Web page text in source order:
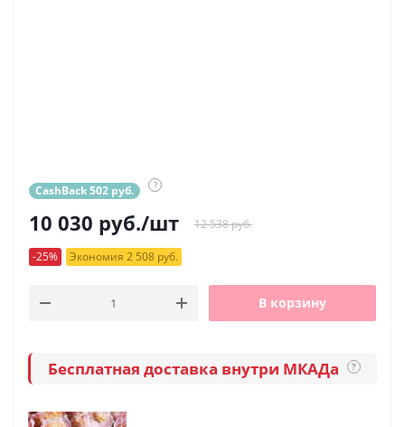
CashBack 502 руб. ?
10 030 руб./шт 12 538 руб.
-25% Экономия 2 508 руб.
В корзину
Бесплатная доставка внутри МКАДа ?